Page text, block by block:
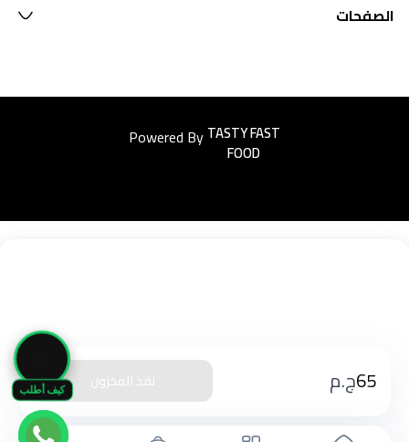
كيف أطلب 65ج.م نفذ المخزون
الصفحات
Powered ByEasyorders